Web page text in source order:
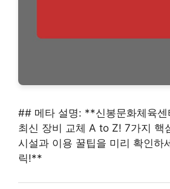
## 메타 설명: **신봉문화체육
최신 장비 교체 A to Z! 7가지 핵
시설과 이용 꿀팁을 미리 확인하
릭!**